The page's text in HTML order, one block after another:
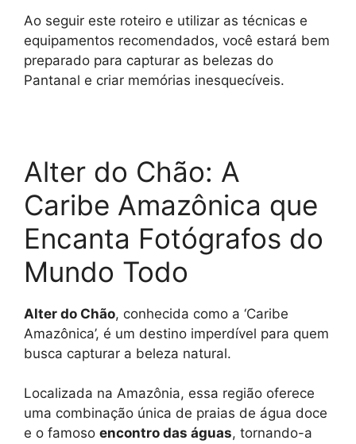
Ao seguir este roteiro e utilizar as técnicas e
equipamentos recomendados, você estará bem
preparado para capturar as belezas do
Pantanal e criar memórias inesquecíveis.
Alter do Chão: A
Caribe Amazônica que
Encanta Fotógrafos do
Mundo Todo
Alter do Chão, conhecida como a ‘Caribe
Amazônica’, é um destino imperdível para quem
busca capturar a beleza natural.
Localizada na Amazônia, essa região oferece
uma combinação única de praias de água doce
e o famoso encontro das águas, tornando-a